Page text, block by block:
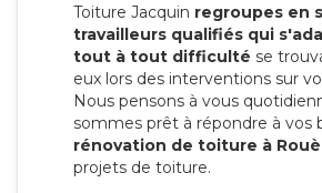
Toiture Jacquin regroupes en
travailleurs qualifiés qui
tout à tout difficulté se
eux lors des interventions sur
Nous pensons à vous
sommes prêt à répondre à vos
rénovation de toiture à
projets de toiture.